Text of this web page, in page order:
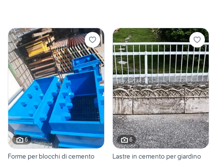
6
Forme per blocchi di cemento
6
Lastre in cemento per giardino